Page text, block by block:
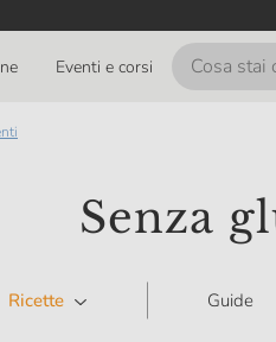
Eventi e corsi
Senza
Ricette Guide